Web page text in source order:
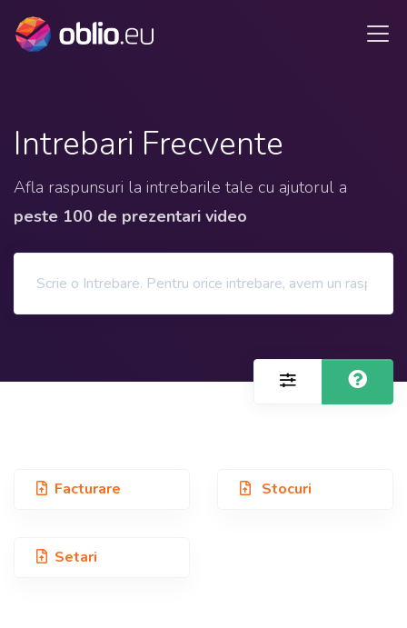
Intrebari Frecvente
Afla raspunsuri la intrebarile tale cu ajutorul a
peste 100 de prezentari video
Facturare Stocuri
Setari